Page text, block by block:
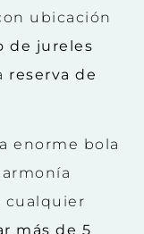
ubicación
de jureles
reserva de
enorme bola
cualquier
más de 5